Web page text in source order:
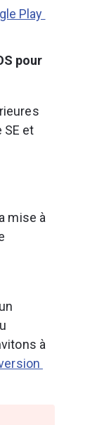
Play
pour
SE et
mise à
à